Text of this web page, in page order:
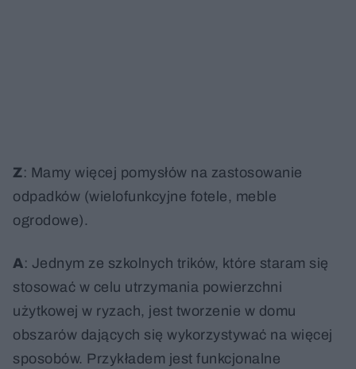
Z: Mamy więcej pomysłów na zastosowanie
odpadków (wielofunkcyjne fotele, meble
ogrodowe).
A: Jednym ze szkolnych trików, które staram się
stosować w celu utrzymania powierzchni
użytkowej w ryzach, jest tworzenie w domu
obszarów dających się wykorzystywać na więcej
sposobów. Przykładem jest funkcjonalne